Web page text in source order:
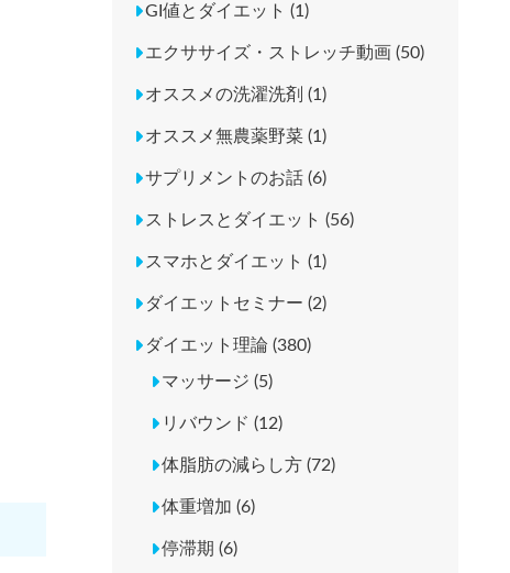
GI値とダイエット (1)
エクササイズ・ストレッチ動画 (50)
オススメの洗濯洗剤 (1)
オススメ無農薬野菜 (1)
サプリメントのお話 (6)
ストレスとダイエット (56)
スマホとダイエット (1)
ダイエットセミナー (2)
ダイエット理論 (380)
マッサージ (5)
リバウンド (12)
体脂肪の減らし方 (72)
体重増加 (6)
停滞期 (6)